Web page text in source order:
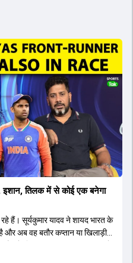
तिलक में से कोई एक बनेगा
हैं। सूर्यकुमार यादव ने शायद भारत के
अब वह बतौर कप्तान या खिलाड़ी
के खिलाफ आगामी टी20 सीरीज के
में श्रेयस अय्यर सबसे आगे चल रहे